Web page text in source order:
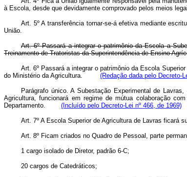
à Escola, desde que devidamente comprovado pelos meios
Art. 5º A transferência tornar-se-á efetiva mediante
União.
Art. 6º Passará a integrar o patrimônio da Escola a
Treinamento de Tratoristas da Superintendência de Ensino
Art. 6º Passará a integrar o patrimônio da Escola
do Ministério da Agricultura. (Redação dada pelo Decreto-
Parágrafo único. A Subestação Experimental de
Agricultura, funcionará em regime de mútua colaboração
Departamento. (Incluído pelo Decreto-Lei nº 466, de 1969)
Art. 7º A Escola Superior de Agricultura de Lavras ficará
Art. 8º Ficam criados no Quadro de Pessoal, parte
1 cargo isolado de Diretor, padrão 6-C;
20 cargos de Catedráticos;